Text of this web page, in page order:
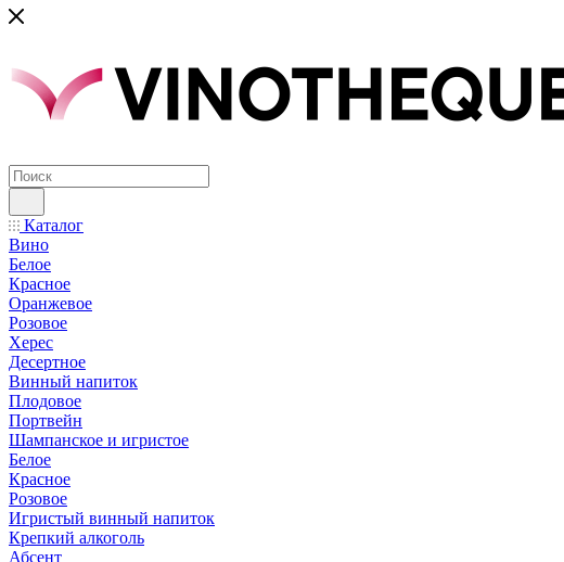
Каталог
Вино
Белое
Красное
Оранжевое
Розовое
Херес
Десертное
Винный напиток
Плодовое
Портвейн
Шампанское и игристое
Белое
Красное
Розовое
Игристый винный напиток
Крепкий алкоголь
Абсент